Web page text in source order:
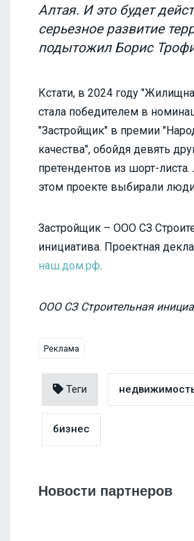
Алтая. И это будет
серьезное развитие
подытожил Борис
Кстати, в 2024 году
стала победителем в
"Застройщик" в премии
качества", обойдя девять
претендентов из шорт-
этом проекте выбирали
Застройщик – ООО СЗ
инициатива. Проектная
наш.дом.рф.
ООО СЗ Строительная
Реклама
Теги
бизнес
Новости партнеров